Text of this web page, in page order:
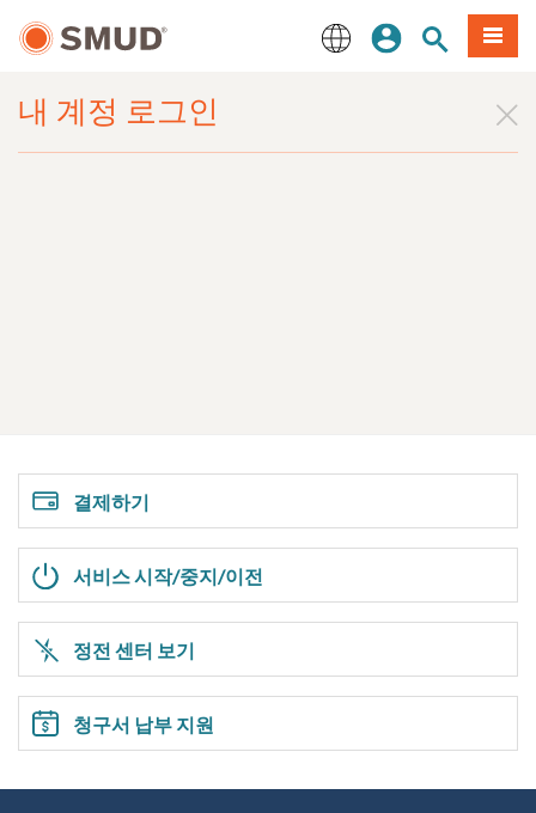
로그인
내 계정 로그인
사이트 검색
메뉴
결제하기
서비스 시작/중지/이전
정전 센터 보기
청구서 납부 지원